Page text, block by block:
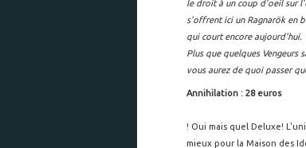
le droit à un coup d'oeil sur
s'offrent ici un Ragnarök en
qui court encore aujourd'hui.
Plus que quelques Vengeurs
vous aurez de quoi passer
Annihilation : 28 euros
! Oui mais quel Deluxe!
mieux pour la Maison des